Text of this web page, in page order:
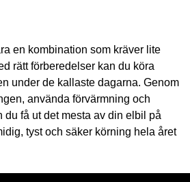
en kombination som kräver lite
rätt förberedelser kan du köra
under de kallaste dagarna. Genom
använda förvärmning och
du få ut det mesta av din elbil på
tyst och säker körning hela året